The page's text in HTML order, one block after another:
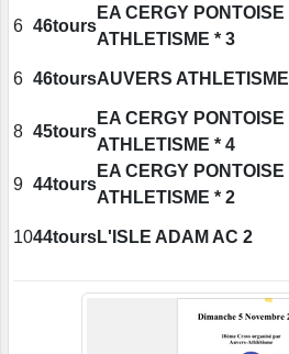
6 46tours
EA CERGY PONTOISE
ATHLETISME * 3
6 46toursAUVERS ATHLETISME
8 45tours
EA CERGY PONTOISE
ATHLETISME * 4
9 44tours
EA CERGY PONTOISE
ATHLETISME * 2
1044toursL'ISLE ADAM AC 2